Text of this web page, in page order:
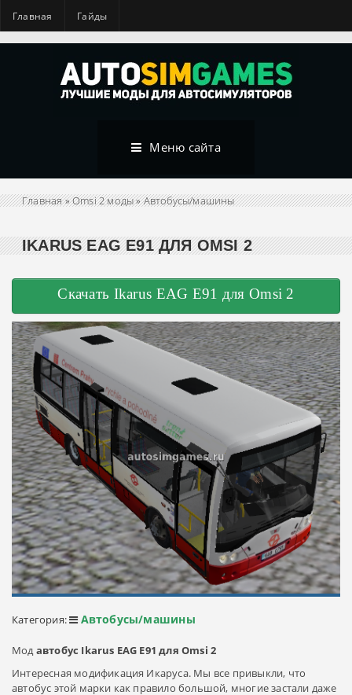
Главная Гайды
Меню сайта
Главная»Omsi 2 моды»Автобусы/машины
IKARUS EAG E91 ДЛЯ OMSI 2
Скачать Ikarus EAG E91 для Omsi 2
Категория: Автобусы/машины
Модавтобус Ikarus EAG E91 для Omsi 2
Интересная модификация Икаруса. Мы все привыкли, что
автобус этой марки как правило большой, многие застали даже